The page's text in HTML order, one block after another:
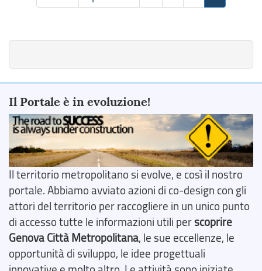
Il Portale è in evoluzione!
Il territorio metropolitano si evolve, e così il nostro
portale. Abbiamo avviato azioni di co-design con gli
attori del territorio per raccogliere in un unico punto
di accesso tutte le informazioni utili perscoprire
Genova Città Metropolitana, le sue eccellenze, le
opportunità di sviluppo, le idee progettuali